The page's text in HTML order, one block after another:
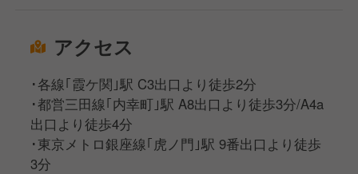
アクセス
･各線｢霞ケ関｣駅 C3出口より徒歩2分
･都営三田線｢内幸町｣駅 A8出口より徒歩3分/A4a
出口より徒歩4分
･東京メトロ銀座線｢虎ノ門｣駅 9番出口より徒歩
3分